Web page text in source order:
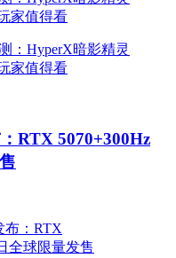
RTX 5070+300Hz